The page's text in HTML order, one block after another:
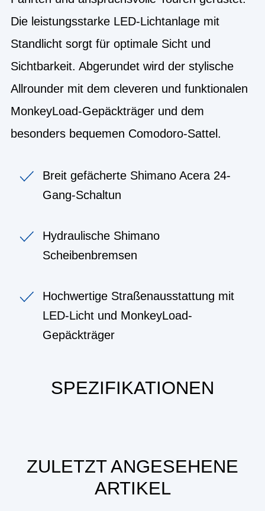
Die leistungsstarke LED-Lichtanlage mit
Standlicht sorgt für optimale Sicht und
Sichtbarkeit. Abgerundet wird der stylische
Allrounder mit dem cleveren und funktionalen
MonkeyLoad-Gepäckträger und dem
besonders bequemen Comodoro-Sattel.
Breit gefächerte Shimano Acera 24-
Gang-Schaltun
Hydraulische Shimano
Scheibenbremsen
Hochwertige Straßenausstattung mit
LED-Licht und MonkeyLoad-
Gepäckträger
SPEZIFIKATIONEN
ZULETZT ANGESEHENE
ARTIKEL